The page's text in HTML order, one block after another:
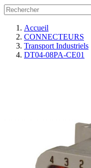
Accueil
CONNECTEURS
Transport Industriels
DT04-08PA-CE01